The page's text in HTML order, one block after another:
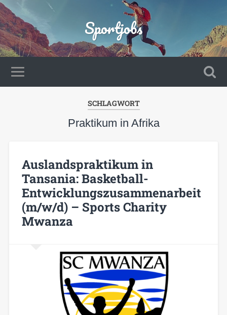
Sportjobs
SCHLAGWORT
Praktikum in Afrika
Auslandspraktikum in
Tansania: Basketball-
Entwicklungszusammenarbeit
(m/w/d) – Sports Charity
Mwanza